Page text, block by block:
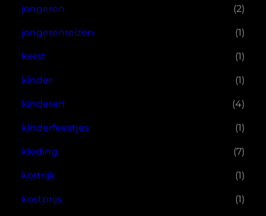
jongeren (2)
jongerenreizen (1)
kerst (1)
kinder (1)
kinderen (4)
kinderfeestjes (1)
kleding (7)
kortrijk (1)
kostprijs (1)